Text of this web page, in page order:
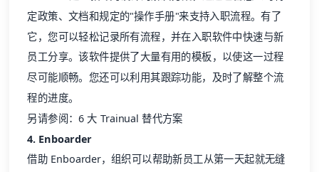
定政策、文档和规定的"操作手册"来支持入职流程。有了
它，您可以轻松记录所有流程，并在入职软件中快速与新
员工分享。该软件提供了大量有用的模板，以使这一过程
尽可能顺畅。您还可以利用其跟踪功能，及时了解整个流
程的进度。
另请参阅：6 大 Trainual 替代方案
4. Enboarder
借助 Enboarder，组织可以帮助新员工从第一天起就无缝